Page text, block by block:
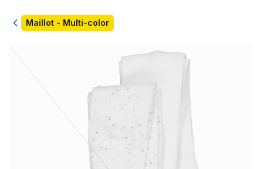
TerugMaillot - Multi-color